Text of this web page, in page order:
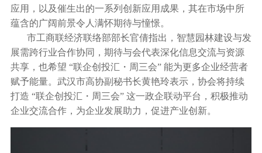
应用，以及催生出的一系列创新应用成果，其在市场中所
蕴含的广阔前景令人满怀期待与憧憬。
市工商联经济联络部部长官倩指出，智慧园林建设与发
展需跨行业合作协同，期待与会代表深化信息交流与资源
共享，也希望 “联企创投汇・周三会” 能为更多企业经营者
赋予能量。武汉市高协副秘书长黄艳玲表示，协会将持续
打造 “联企创投汇・周三会” 这一政企联动平台，积极推动
企业交流合作，为企业发展助力，促进产业创新。